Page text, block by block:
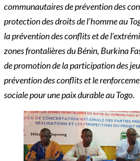
communautaires de prévention des
protection des droits de l’homme au
la prévention des conflits et de
zones frontalières du Bénin, Burkina
de promotion de la participation des
prévention des conflits et le
sociale pour une paix durable au Togo.